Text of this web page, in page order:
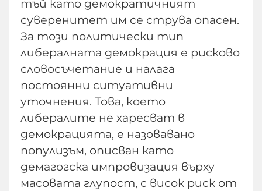
тъй като демократичният
суверенитет им се струва опасен.
За този политически тип
либералната демокрация е рисково
словосъчетание и налага
постоянни ситуативни
уточнения. Това, което
либералите не харесват в
демокрацията, е назовавано
популизъм, описван като
демагогска импровизация върху
масовата глупост, с висок риск от